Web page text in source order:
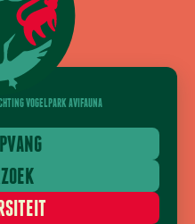
VOGELPARK AVIFAUNA